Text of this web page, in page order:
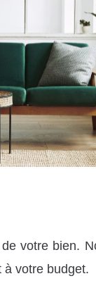
votre bien.
à votre budget.